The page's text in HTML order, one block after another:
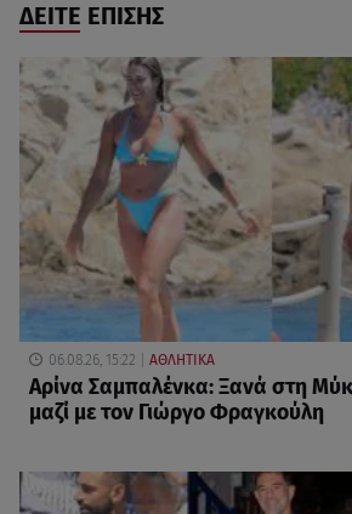
ΔΕΙΤΕ ΕΠΙΣΗΣ
06.08.26, 15:22 ΑΘΛΗΤΙΚΑ
Αρίνα Σαμπαλένκα: Ξανά στη
μαζί με τον Γιώργο Φραγκούλη